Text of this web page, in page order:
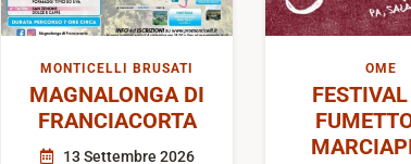
MONTICELLI BRUSATI
MAGNALONGA DI
FRANCIACORTA
13 Settembre 2026
OME